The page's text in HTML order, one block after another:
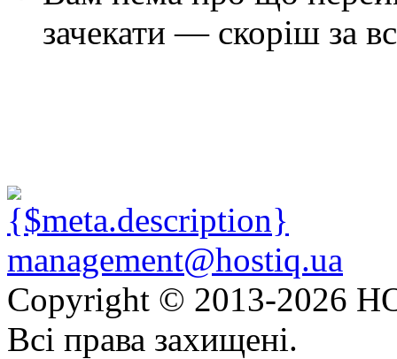
зачекати — скоріш за
management@hostiq.ua
Copyright © 2013-2026
Всі права захищені.